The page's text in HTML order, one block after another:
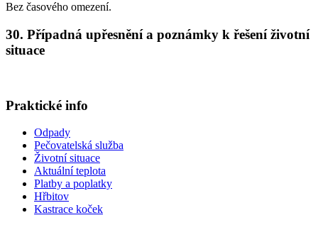
Bez časového omezení.
30. Případná upřesnění a poznámky k řešení životní
situace
Praktické info
Odpady
Pečovatelská služba
Životní situace
Aktuální teplota
Platby a poplatky
Hřbitov
Kastrace koček